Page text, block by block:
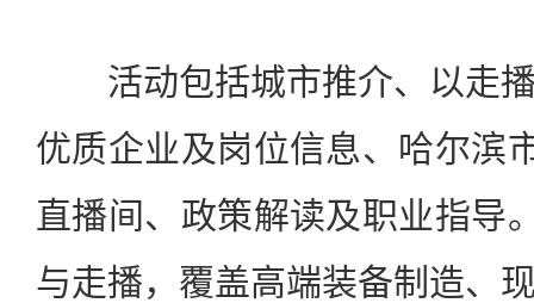
活动包括城市推介、以走播
优质企业及岗位信息、哈尔滨
直播间、政策解读及职业指导
与走播，覆盖高端装备制造、